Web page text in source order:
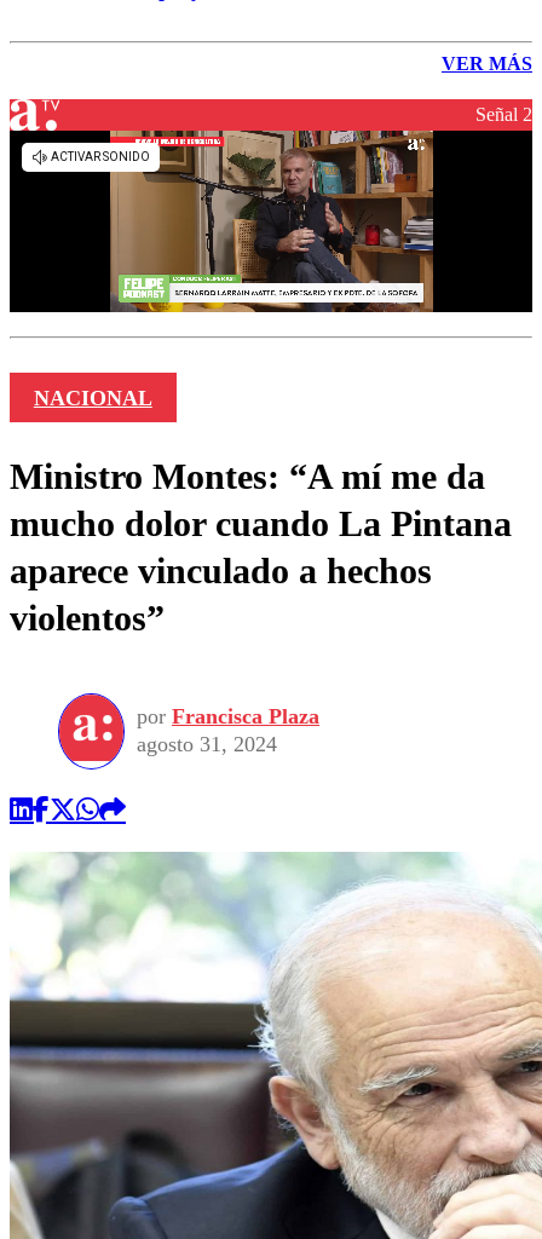
VER MÁS
Señal 2
NACIONAL
Ministro Montes: “A mí me da
mucho dolor cuando La Pintana
aparece vinculado a hechos
violentos”
por Francisca Plaza
agosto 31, 2024